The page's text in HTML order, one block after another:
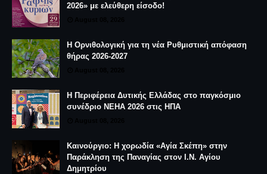
2026» με ελεύθερη είσοδο!
Η Ορνιθολογική για τη νέα Ρυθμιστική απόφαση
θήρας 2026-2027
Η Περιφέρεια Δυτικής Ελλάδας στο παγκόσμιο
συνέδριο NEHA 2026 στις ΗΠΑ
Καινούργιο: Η χορωδία «Αγία Σκέπη» στην
Παράκληση της Παναγίας στον Ι.Ν. Αγίου
Δημητρίου